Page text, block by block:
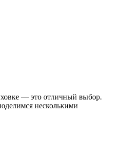
— это отличный выбор.
несколькими